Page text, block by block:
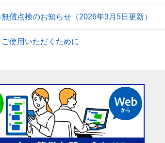
償点検のお知らせ（2026年3月5日更新）
使用いただくために